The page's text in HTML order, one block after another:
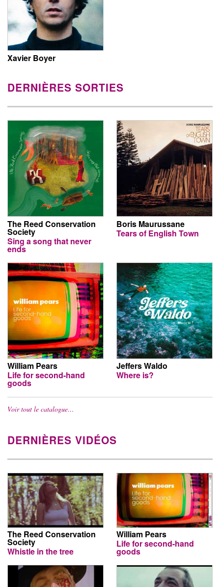
Xavier Boyer
DERNIÈRES SORTIES
The Reed Conservation
Society
Sing a song that never
ends
Boris Maurussane
Tears of English Town
William Pears
Life for second-hand
goods
Jeffers Waldo
Where is?
Voir tout le catalogue…
DERNIÈRES VIDÉOS
The Reed Conservation
Society
Whistle in the tree
William Pears
Life for second-hand
goods